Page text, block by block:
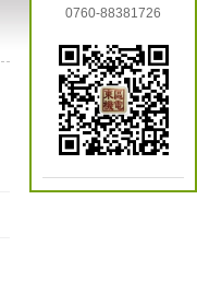
0760-88381726